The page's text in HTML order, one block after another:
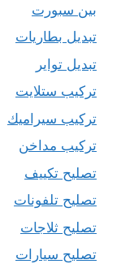
بين سبورت
تبديل بطاريات
تبديل تواير
تركيب ستلايت
تركيب سيراميك
تركيب مداخن
تصليح تكييف
تصليح تلفونات
تصليح ثلاجات
تصليح سيارات